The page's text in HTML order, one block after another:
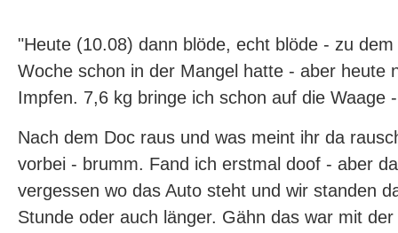
"Heute (10.08) dann blöde, echt blöde - zu
Woche schon in der Mangel hatte - aber heute
Impfen. 7,6 kg bringe ich schon auf die Waage
Nach dem Doc raus und was meint ihr da
vorbei - brumm. Fand ich erstmal doof - aber
vergessen wo das Auto steht und wir standen
Stunde oder auch länger. Gähn das war mit